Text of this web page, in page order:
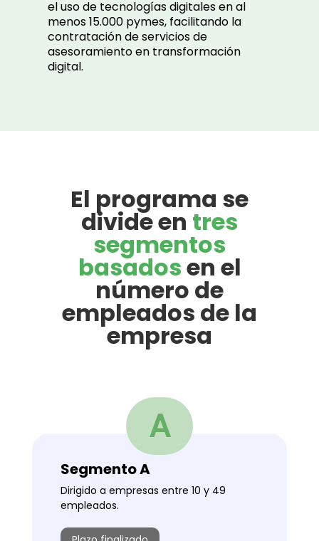
el uso de tecnologías digitales en al
menos 15.000 pymes, facilitando la
contratación de servicios de
asesoramiento en transformación
digital.
El programa se
divide en tres
segmentos
basadosen el
número de
empleados de la
empresa
A
Segmento A
Dirigido a empresas entre 10 y 49
empleados.